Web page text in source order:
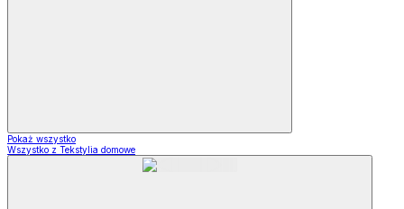
Pokaż wszystko
Wszystko z Tekstylia domowe